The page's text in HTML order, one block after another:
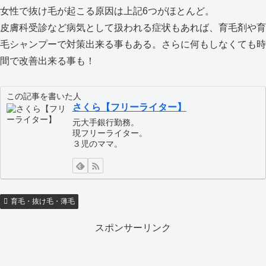
女性で抜け毛が起こる原因は上記6つがほとんど。
皮膚科受診など病気として扱われる症状もあれば、育毛剤や育
毛シャンプーで対策出来る事もある。さらに何もしなくても時
間で改善出来る事も！
この記事を書いた人
さくら【フリーライター】
元大手銀行勤務。
現フリーライター。
３児のママ。
育毛・抜け毛・薄毛
スポンサーリンク